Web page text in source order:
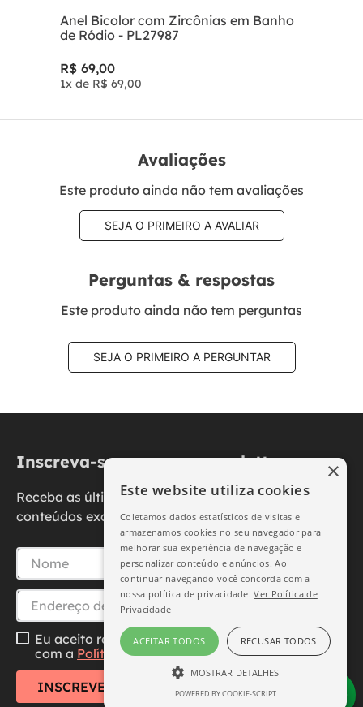
Anel Bicolor com Zircônias em Banho
de Ródio - PL27987
R$ 69,00
1x de R$ 69,00
Avaliações
Este produto ainda não tem avaliações
SEJA O PRIMEIRO A AVALIAR
Perguntas & respostas
Este produto ainda não tem perguntas
SEJA O PRIMEIRO A PERGUNTAR
Inscreva-se na nossa newsletter
Receba as últimas novidades, promoções e
conteúdos exclusivos diretamente no seu e-mail.
Eu aceito receber essa newsletter, li e concordo
com a Política de Privacidade
INSCREVER-SE
Este website utiliza cookies
Coletamos dados estatísticos de visitas e
armazenamos cookies no seu navegador para
melhorar sua experiência de navegação e
personalizar conteúdo e anúncios. Ao
continuar navegando você concorda com a
nossa política de privacidade.Ver Política de
Privacidade
ACEITAR TODOS RECUSAR TODOS
MOSTRAR DETALHES
ESTRITAMENTE NECESSÁRIO
POWERED BY COOKIE-SCRIPT
×